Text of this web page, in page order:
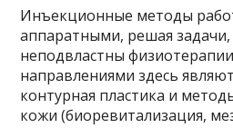
Инъекционные методы
аппаратными, решая
неподвластны
направлениями здесь
контурная пластика и
кожи (биоревитализация,